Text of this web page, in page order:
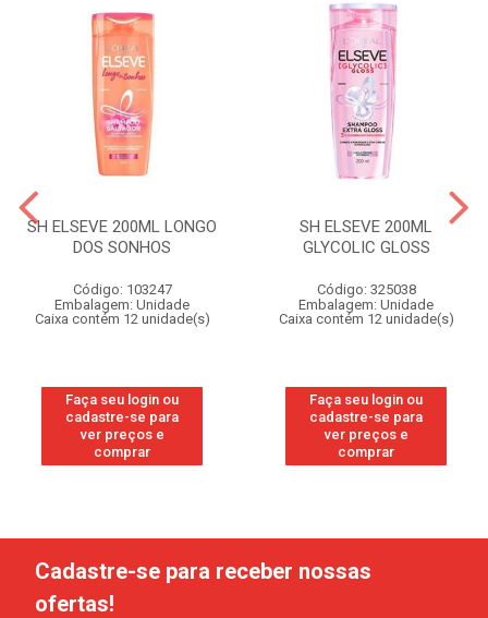
SH ELSEVE 200ML LONGO
DOS SONHOS
Código: 103247
Embalagem: Unidade
Caixa contém 12 unidade(s)
Faça seu login ou
cadastre-se para
ver preços e
comprar
SH ELSEVE 200ML
GLYCOLIC GLOSS
Código: 325038
Embalagem: Unidade
Caixa contém 12 unidade(s)
Faça seu login ou
cadastre-se para
ver preços e
comprar
Cadastre-se para receber nossas
ofertas!